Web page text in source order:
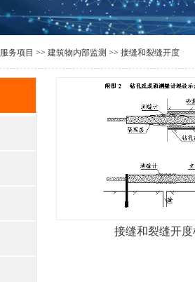
服务项目 >> 建筑物内部监测 >> 接缝和裂缝开度
接缝和裂缝开度